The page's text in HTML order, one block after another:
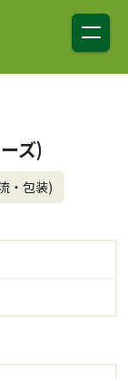
ズ)
・包装)